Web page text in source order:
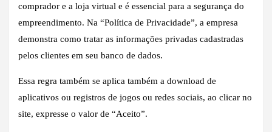
comprador e a loja virtual e é essencial para a segurança do
empreendimento. Na “Política de Privacidade”, a empresa
demonstra como tratar as informações privadas cadastradas
pelos clientes em seu banco de dados.
Essa regra também se aplica também a download de
aplicativos ou registros de jogos ou redes sociais, ao clicar no
site, expresse o valor de “Aceito”.